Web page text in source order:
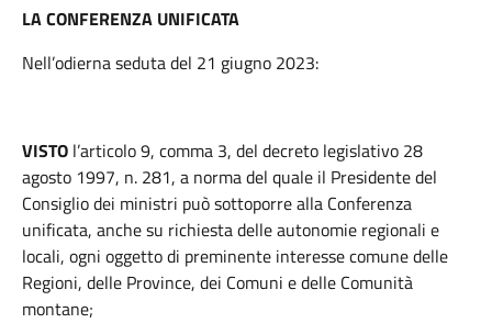
LA CONFERENZA UNIFICATA
Nell’odierna seduta del 21 giugno 2023:
VISTO l’articolo 9, comma 3, del decreto legislativo 28
agosto 1997, n. 281, a norma del quale il Presidente del
Consiglio dei ministri può sottoporre alla Conferenza
unificata, anche su richiesta delle autonomie regionali e
locali, ogni oggetto di preminente interesse comune delle
Regioni, delle Province, dei Comuni e delle Comunità
montane;